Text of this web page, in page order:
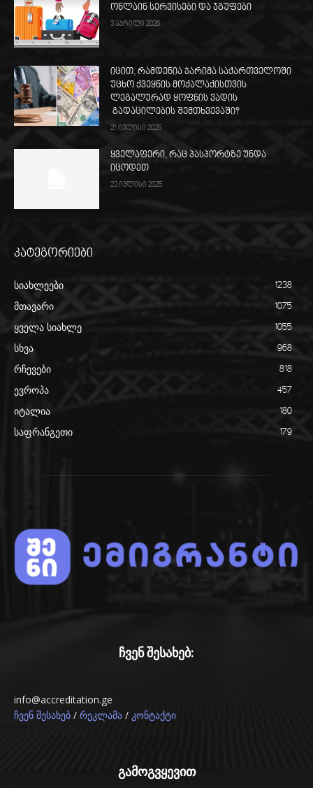
ონლაინ სერვისები და ჯგუფები
3 აპრილი 2026
იცით, რამდენია ჯარიმა საქართველოში
უცხო ქვეყნის მოქალაქისთვის
ლეგალურად ყოფნის ვადის
გადაცილების შემთხვევაში?
21 ივლისი 2025
ყველაფერი, რაც პასპორტზე უნდა
იცოდეთ
23 ივლისი 2025
კატეგორიები
სიახლეები 1238
მთავარი 1075
ყველა სიახლე 1055
სხვა 968
რჩევები 818
ევროპა 457
იტალია 180
საფრანგეთი 179
ჩვენ შესახებ:
info@accreditation.ge
ჩვენ შესახებ / რეკლამა / კონტაქტი
გამოგვყევით